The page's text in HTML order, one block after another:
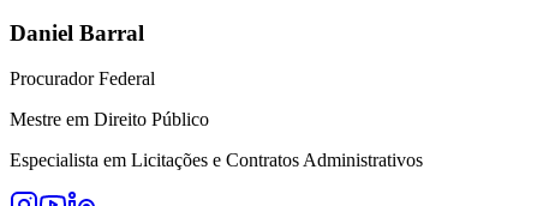
Daniel Barral
Procurador Federal
Mestre em Direito Público
Especialista em Licitações e Contratos Administrativos